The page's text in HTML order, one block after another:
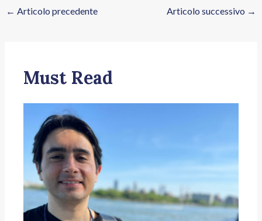
← Articolo precedente Articolo successivo →
Must Read